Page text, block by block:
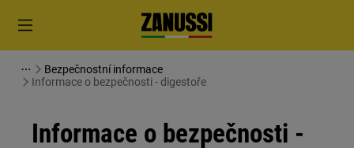
Bezpečnostní informace
Informace o bezpečnosti - digestoře
Informace o bezpečnosti -